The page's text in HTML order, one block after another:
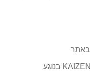
באתר
שינוי מהותי במדיניות של KAIZEN RENT בנוגע